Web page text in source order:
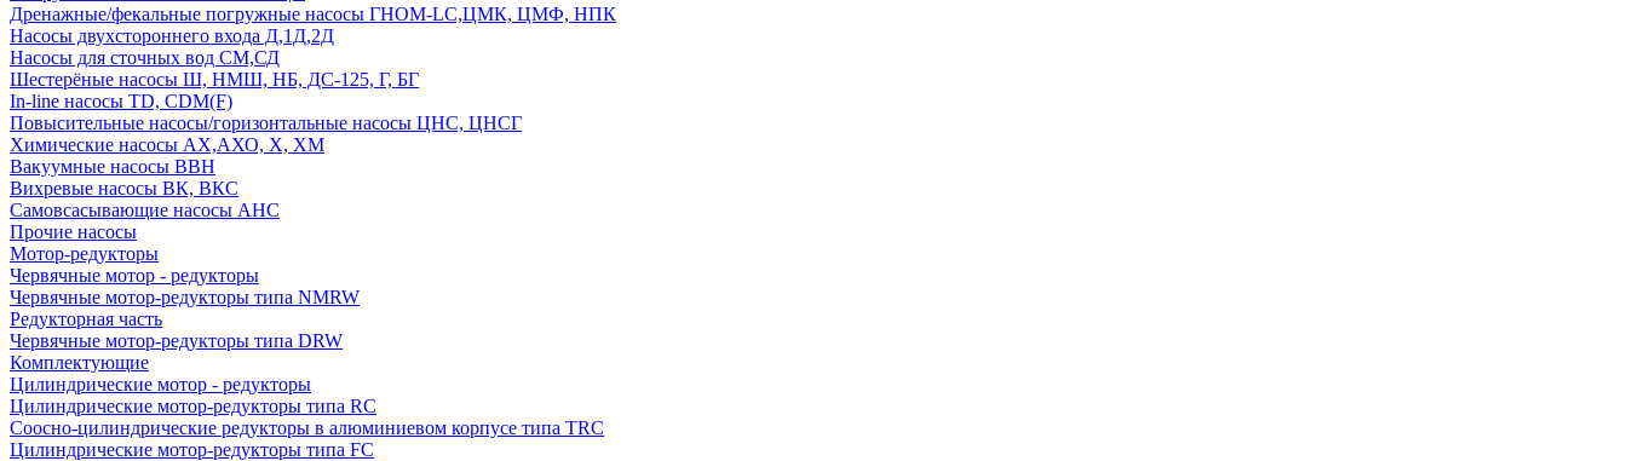
Дренажные/фекальные погружные насосы ГНОМ-LC,ЦМК, ЦМФ, НПК
Насосы двухстороннего входа Д,1Д,2Д
Насосы для сточных вод СМ,СД
Шестерёные насосы Ш, НМШ, НБ, ДС-125, Г, БГ
In-line насосы TD, CDM(F)
Повысительные насосы/горизонтальные насосы ЦНС, ЦНСГ
Химические насосы АХ,АХО, Х, ХМ
Вакуумные насосы ВВН
Вихревые насосы ВК, ВКС
Самовсасывающие насосы АНС
Прочие насосы
Мотор-редукторы
Червячные мотор - редукторы
Червячные мотор-редукторы типа NMRW
Редукторная часть
Червячные мотор-редукторы типа DRW
Комплектующие
Цилиндрические мотор - редукторы
Цилиндрические мотор-редукторы типа RC
Соосно-цилиндрические редукторы в алюминиевом корпусе типа TRC
Цилиндрические мотор-редукторы типа FC